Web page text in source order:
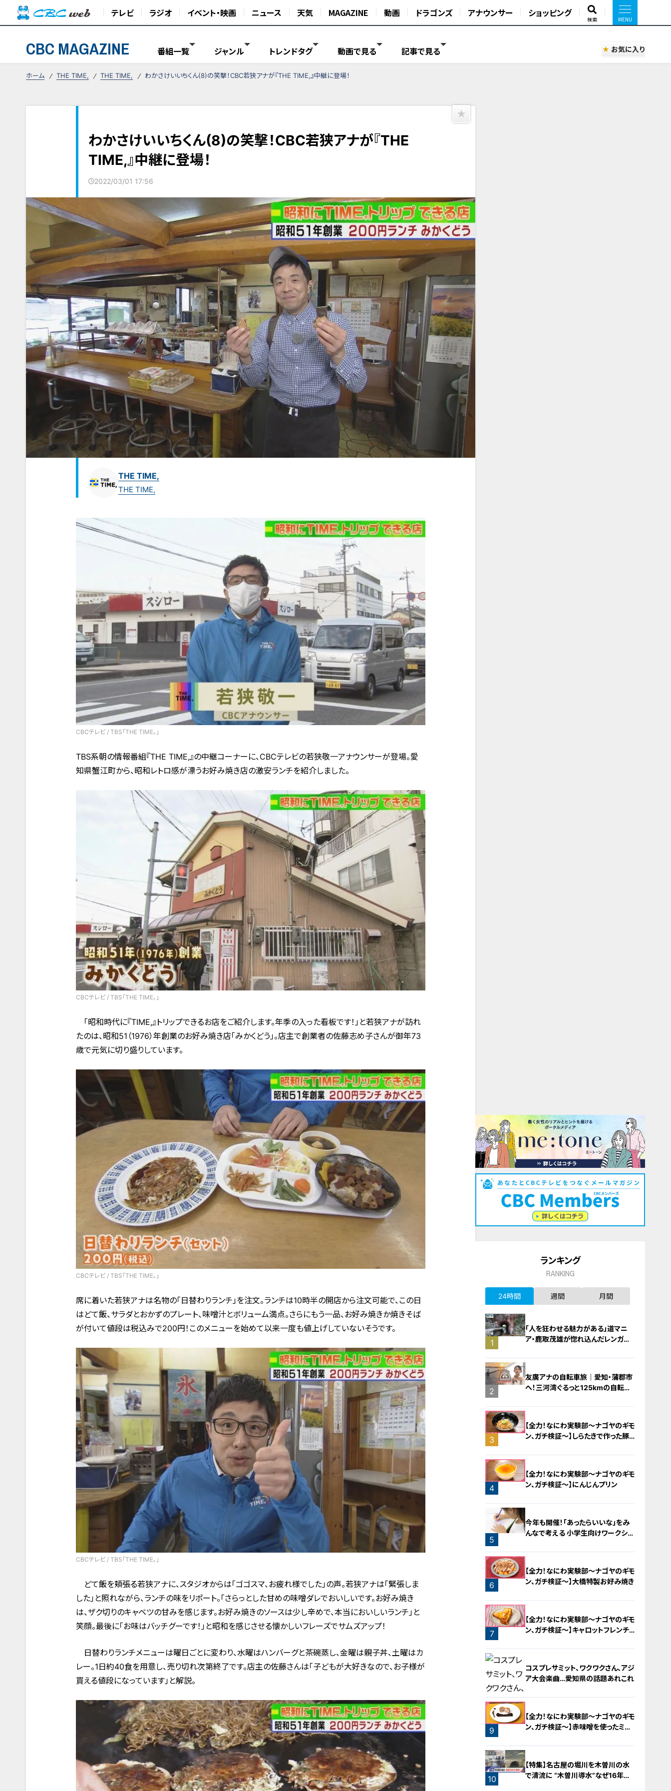
テレビ ラジオ イベント・映画 ニュース 天気 MAGAZINE 動画 ドラゴンズ アナウンサー ショッピング
検索
CBC MAGAZINE 番組一覧 ジャンル トレンドタグ 動画で見る 記事で見る お気に入り
ホーム THE TIME, THE TIME, わかさけいいちくん(8)の笑撃！CBC若狭アナが『THE TIME,』中継に登場！
わかさけいいちくん(8)の笑撃！CBC若狭アナが『THE
TIME,』中継に登場！
2022/03/01 17:56
THE TIME,
THE TIME,
CBCテレビ / TBS「THE TIME，」
TBS系朝の情報番組『THE TIME,』の中継コーナーに、CBCテレビの若狭敬一アナウンサーが登場。愛
知県蟹江町から、昭和レトロ感が漂うお好み焼き店の激安ランチを紹介しました。
CBCテレビ / TBS「THE TIME，」
「昭和時代に『TIME,』トリップできるお店をご紹介します。年季の入った看板です！」と若狭アナが訪れ
たのは、昭和51（1976）年創業のお好み焼き店「みかくどう」。店主で創業者の佐藤志め子さんが御年73
歳で元気に切り盛りしています。
CBCテレビ / TBS「THE TIME，」
席に着いた若狭アナは名物の「日替わりランチ」を注文。ランチは10時半の開店から注文可能で、この日
はどて飯、サラダとおかずのプレート、味噌汁とボリューム満点。さらにもう一品、お好み焼きか焼きそば
が付いて値段は税込みで200円！このメニューを始めて以来一度も値上げしていないそうです。
CBCテレビ / TBS「THE TIME，」
どて飯を頬張る若狭アナに、スタジオからは「ゴゴスマ、お疲れ様でした」の声。若狭アナは「緊張しま
した」と照れながら、ランチの味をリポート。「さらっとした甘めの味噌ダレでおいしいです。お好み焼き
は、ザク切りのキャベツの甘みを感じます。お好み焼きのソースは少し辛めで、本当においしいランチ」と
笑顔。最後に「お味はバッチグーです！」と昭和を感じさせる懐かしいフレーズでサムズアップ！
日替わりランチメニューは曜日ごとに変わり、水曜はハンバーグと茶碗蒸し、金曜は親子丼、土曜はカ
レー。1日約40食を用意し、売り切れ次第終了です。店主の佐藤さんは「子どもが大好きなので、お子様が
買える値段になっています」と解説。
ランキング
RANKING
24時間 週間 月間
1
「人を狂わせる魅力がある」道マニ
ア・鹿取茂雄が惚れ込んだレンガの
2
友廣アナの自転車旅｜愛知・蒲郡市
へ！三河湾ぐるっと125kmの自転車
3
【全力！なにわ実験部～ナゴヤのギモ
ン、ガチ検証～】しらたきで作った豚
4
【全力！なにわ実験部～ナゴヤのギモ
ン、ガチ検証～】にんじんプリン
5
今年も開催！「あったらいいな」をみ
んなで考える 小学生向けワークショ
6
【全力！なにわ実験部～ナゴヤのギモ
ン、ガチ検証～】大橋特製お好み焼き
7
【全力！なにわ実験部～ナゴヤのギモ
ン、ガチ検証～】キャロットフレンチ
8
コスプレサミット、ワクワクさん、アジ
ア大会楽曲…愛知県の話題あれこれ
9
【全力！なにわ実験部～ナゴヤのギモ
ン、ガチ検証～】赤味噌を使ったミル
10
【特集】名古屋の堀川を木曽川の水
で清流に “木曽川導水”なぜ16年ぶ